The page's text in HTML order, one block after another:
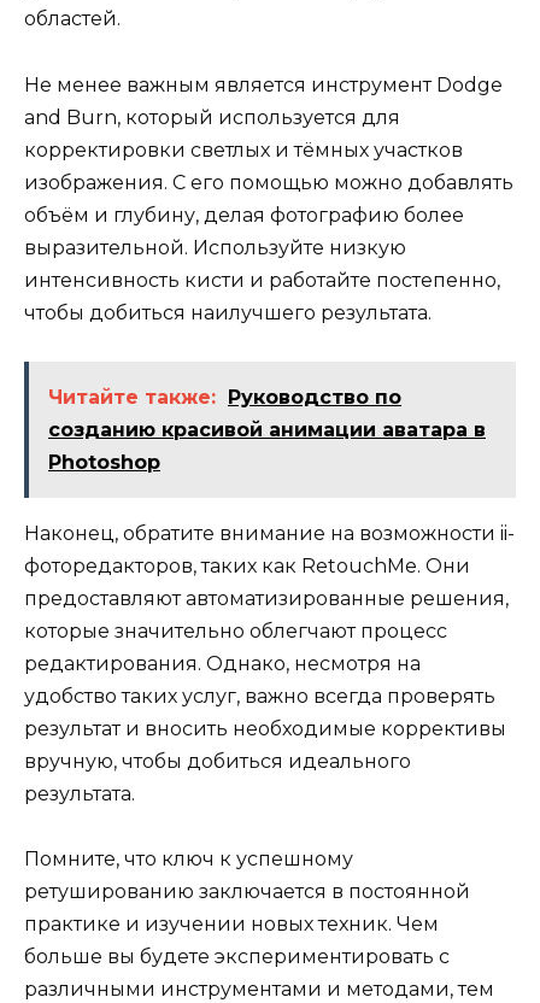
областей.
Не менее важным является инструмент Dodge
and Burn, который используется для
корректировки светлых и тёмных участков
изображения. С его помощью можно добавлять
объём и глубину, делая фотографию более
выразительной. Используйте низкую
интенсивность кисти и работайте постепенно,
чтобы добиться наилучшего результата.
Читайте также: Руководство по
созданию красивой анимации аватара в
Photoshop
Наконец, обратите внимание на возможности ii-
фоторедакторов, таких как RetouchMe. Они
предоставляют автоматизированные решения,
которые значительно облегчают процесс
редактирования. Однако, несмотря на
удобство таких услуг, важно всегда проверять
результат и вносить необходимые коррективы
вручную, чтобы добиться идеального
результата.
Помните, что ключ к успешному
ретушированию заключается в постоянной
практике и изучении новых техник. Чем
больше вы будете экспериментировать с
различными инструментами и методами, тем